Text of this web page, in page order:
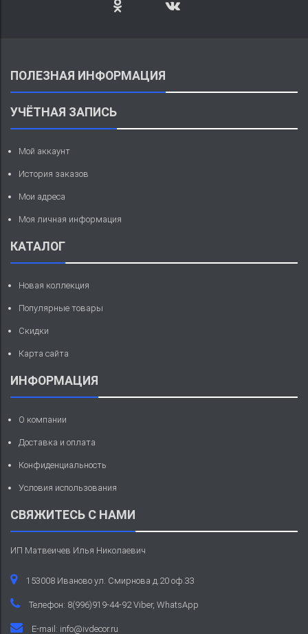
ПОЛЕЗНАЯ ИНФОРМАЦИЯ
УЧЁТНАЯ ЗАПИСЬ
Мой аккаунт
История заказов
Мои адреса
Моя личная информация
КАТАЛОГ
Новая коллекция
Популярные товары
Скидки
Карта сайта
ИНФОРМАЦИЯ
О компании
Доставка и оплата
Конфиденциальность
Условия использования
СВЯЖИТЕСЬ С НАМИ
ИП Матвеичев Илья Николаевич
153008 Иваново ул. Смирнова д.20 оф.33
Телефон: 8(996)919-44-92 Viber, WhatsApp
E-mail: info@ivdecor.ru